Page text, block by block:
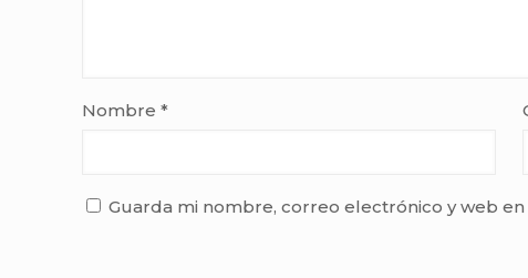
Nombre *
Guarda mi nombre, correo electrónico y web